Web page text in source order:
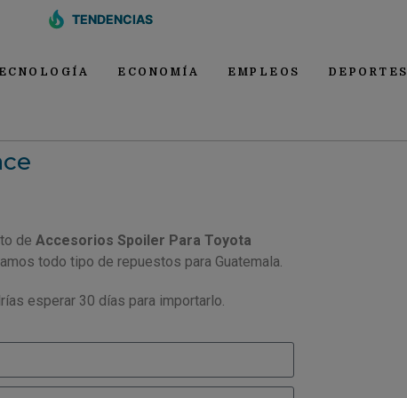
TENDENCIAS
ECONOMÍA EMPLEOS DEPORTES
de Accesorios Spoiler Para Toyota
todo tipo de repuestos para Guatemala.
esperar 30 días para importarlo.